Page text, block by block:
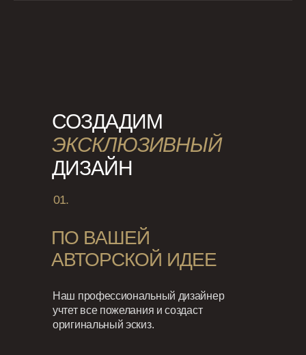
СОЗДАДИМ
ЭКСКЛЮЗИВНЫЙ
ДИЗАЙН
Наш профессиональный дизайнер
учтет все пожелания и создаст
оригинальный эскиз.
01.
ПО ВАШЕЙ
АВТОРСКОЙ ИДЕЕ